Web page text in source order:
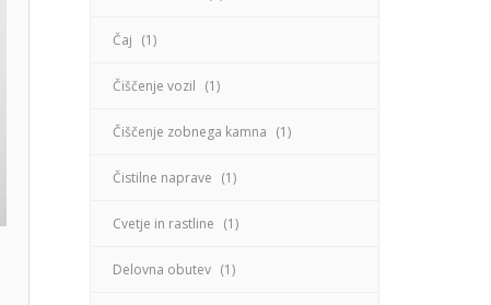
Čaj (1)
Čiščenje vozil (1)
Čiščenje zobnega kamna (1)
Čistilne naprave (1)
Cvetje in rastline (1)
Delovna obutev (1)